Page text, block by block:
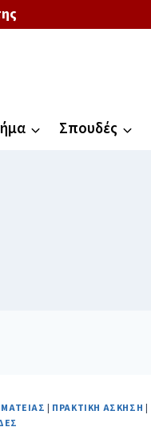
Σπουδές
| ΠΡΑΚΤΙΚΉ ΆΣΚΗΣΗ |